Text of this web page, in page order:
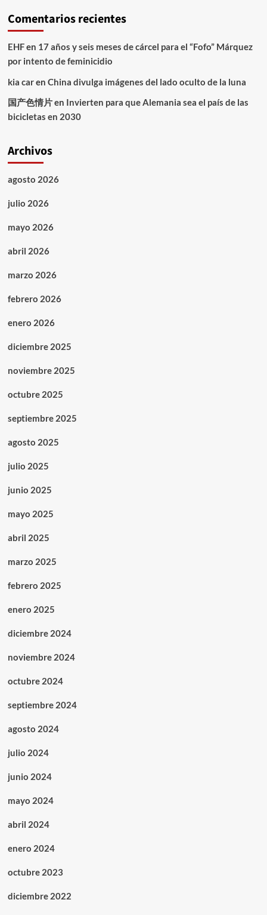
Comentarios recientes
EHFen 17 años y seis meses de cárcel para el “Fofo” Márquez
por intento de feminicidio
kia caren China divulga imágenes del lado oculto de la luna
国产色情片en Invierten para que Alemania sea el país de las
bicicletas en 2030
Archivos
agosto 2026
julio 2026
mayo 2026
abril 2026
marzo 2026
febrero 2026
enero 2026
diciembre 2025
noviembre 2025
octubre 2025
septiembre 2025
agosto 2025
julio 2025
junio 2025
mayo 2025
abril 2025
marzo 2025
febrero 2025
enero 2025
diciembre 2024
noviembre 2024
octubre 2024
septiembre 2024
agosto 2024
julio 2024
junio 2024
mayo 2024
abril 2024
enero 2024
octubre 2023
diciembre 2022